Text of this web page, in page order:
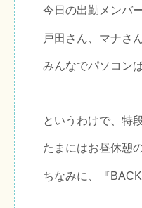
今日の出勤メンバ
戸田さん、マナさ
みんなでパソコン
というわけで、特
たまにはお昼休憩
ちなみに、『